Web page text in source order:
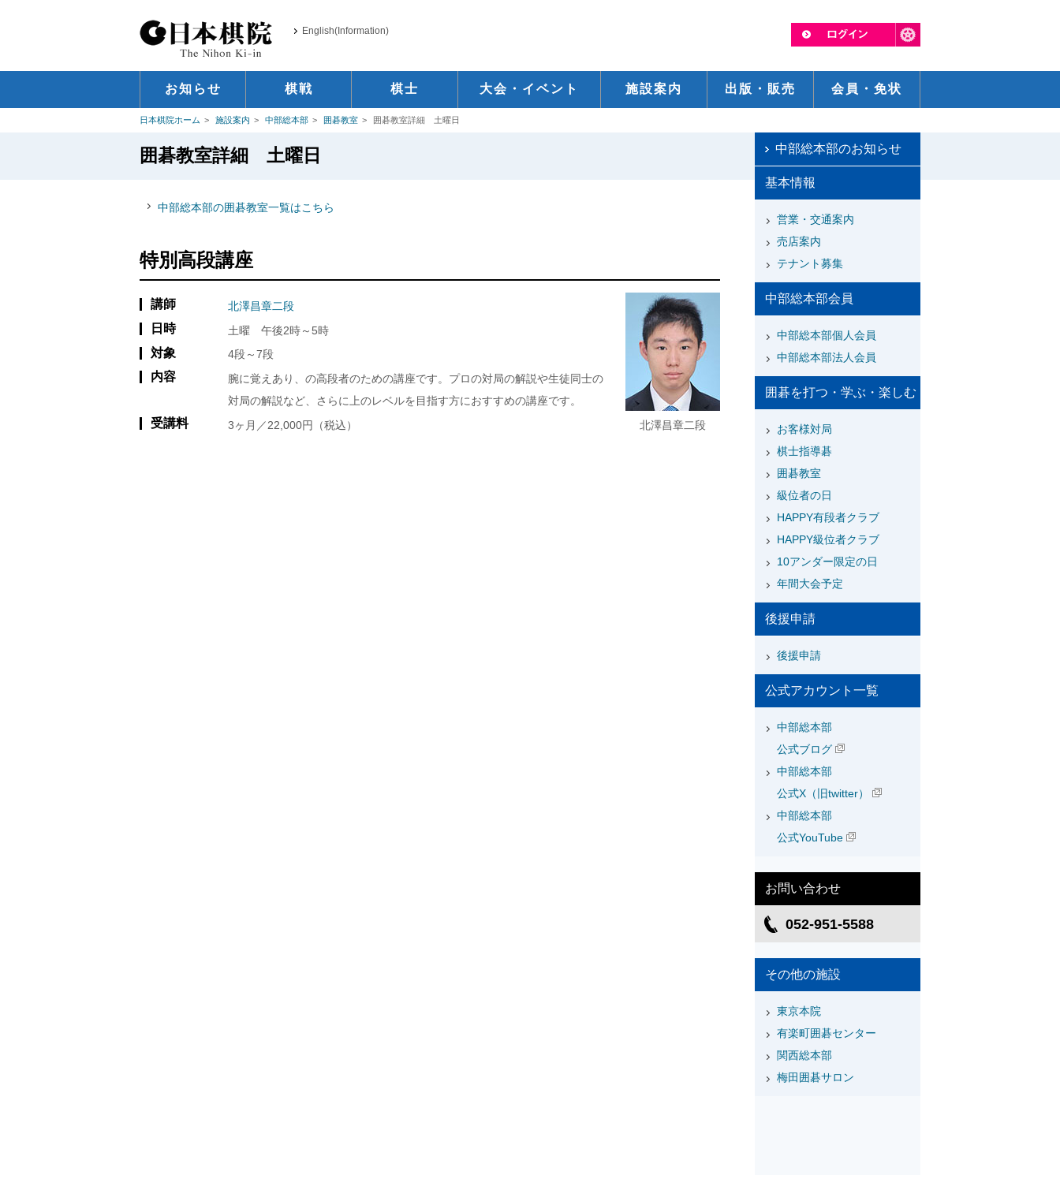
English(Information)
お知らせ 棋戦 棋士 大会・イベント 施設案内 出版・販売 会員・免状
日本棋院ホーム 施設案内 中部総本部 囲碁教室 囲碁教室詳細 土曜日
囲碁教室詳細 土曜日
中部総本部の囲碁教室一覧はこちら
特別高段講座
講師 北澤昌章二段
日時 土曜 午後2時～5時
対象 4段～7段
内容
腕に覚えあり、の高段者のための講座です。プロの対局の解説や生徒同士の
対局の解説など、さらに上のレベルを目指す方におすすめの講座です。
受講料 3ヶ月／22,000円（税込） 北澤昌章二段
中部総本部のお知らせ
基本情報
営業・交通案内
売店案内
テナント募集
中部総本部会員
中部総本部個人会員
中部総本部法人会員
囲碁を打つ・学ぶ・楽しむ
お客様対局
棋士指導碁
囲碁教室
級位者の日
HAPPY有段者クラブ
HAPPY級位者クラブ
10アンダー限定の日
年間大会予定
後援申請
後援申請
公式アカウント一覧
中部総本部
公式ブログ
中部総本部
公式X（旧twitter）
中部総本部
公式YouTube
お問い合わせ
052-951-5588
その他の施設
東京本院
有楽町囲碁センター
関西総本部
梅田囲碁サロン